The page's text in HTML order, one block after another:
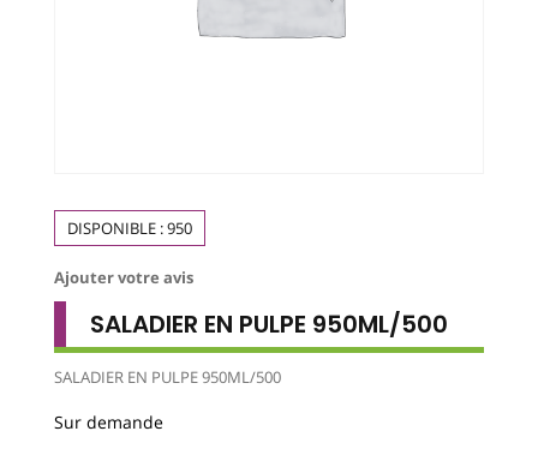
DISPONIBLE :950
Ajouter votre avis
SALADIER EN PULPE 950ML/500
SALADIER EN PULPE 950ML/500
Sur demande